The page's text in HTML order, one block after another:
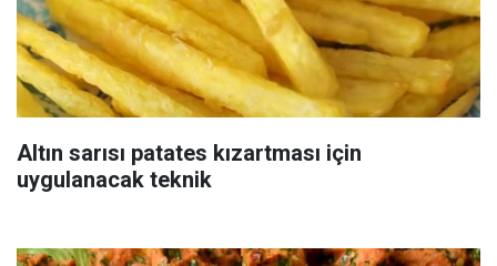
Altın sarısı patates kızartması için
uygulanacak teknik